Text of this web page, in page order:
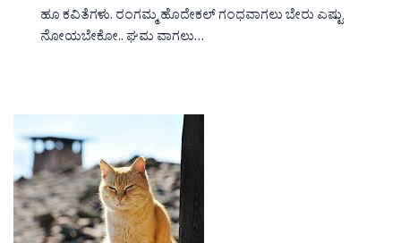
ಹೂ ಕವಿತೆಗಳು. ರಂಗಮ್ಮ ಹೊದೇಕಲ್ ಗಂಧವಾಗಲು ಬೇರು ಎಷ್ಟು
ನೋಯಬೇಕೋ.. ಘಮ ವಾಗಲು…